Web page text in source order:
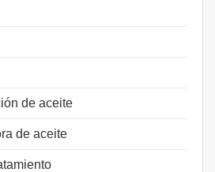
de aceite
de aceite